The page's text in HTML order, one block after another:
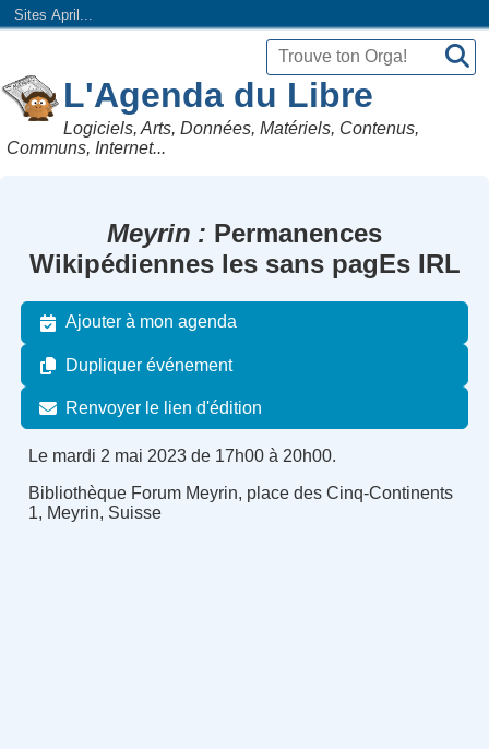
Sites April...
L'Agenda du Libre
Logiciels, Arts, Données, Matériels, Contenus,
Communs, Internet...
Meyrin
Permanences
Wikipédiennes les sans pagEs IRL
Ajouter à mon agenda
Dupliquer événement
Renvoyer le lien d'édition
Le mardi 2 mai 2023 de 17h00 à 20h00.
Bibliothèque Forum Meyrin, place des Cinq-Continents
1, Meyrin, Suisse